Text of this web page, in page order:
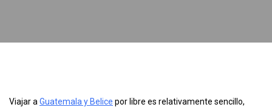
Viajar a Guatemala y Belice por libre es relativamente sencillo,